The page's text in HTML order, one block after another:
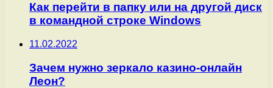
Как перейти в папку или на другой диск
в командной строке Windows
11.02.2022
Зачем нужно зеркало казино-онлайн
Леон?